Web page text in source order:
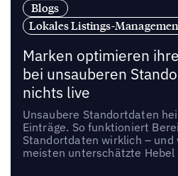
Blogs
Lokales Listings-
Marken optimieren
bei unsauberen
nichts live
Unsaubere Standortdaten
Einträge. So funktioniert
Standortdaten wirklich – und
meisten unterschätzte Hebel